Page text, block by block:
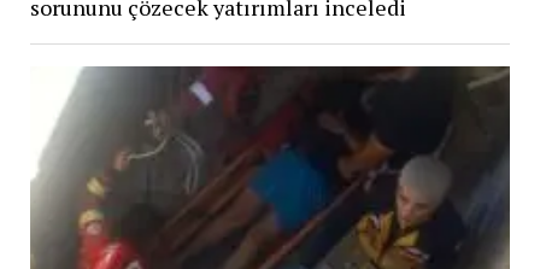
sorununu çözecek yatırımları inceledi